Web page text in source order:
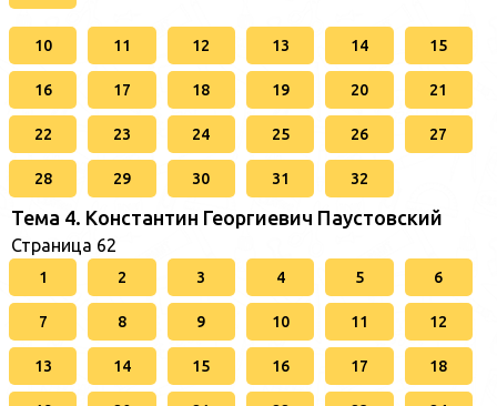
10 11 12 13 14 15
16 17 18 19 20 21
22 23 24 25 26 27
28 29 30 31 32
Тема 4. Константин Георгиевич Паустовский
Страница 62
1 2 3 4 5 6
7 8 9 10 11 12
13 14 15 16 17 18